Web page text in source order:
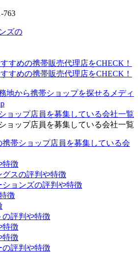
763
ズの
ョップ店員を募集している会社一覧
ョップ店員を募集している会社一覧
帯ショップ店員を募集している会
特徴
スの評判や特徴
ョンズの評判や特徴
徴
の評判や特徴
特徴
特徴
の評判や特徴